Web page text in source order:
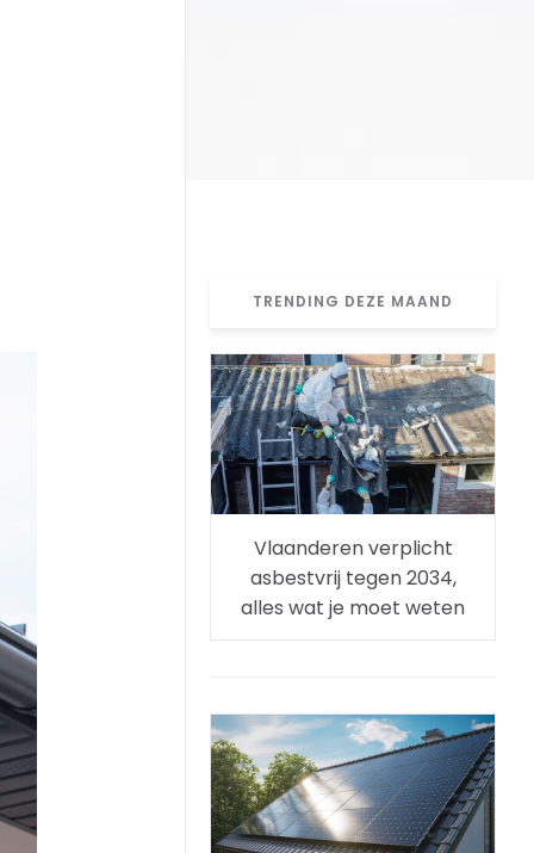
TRENDING DEZE MAAND
Vlaanderen verplicht
asbestvrij tegen 2034,
alles wat je moet weten